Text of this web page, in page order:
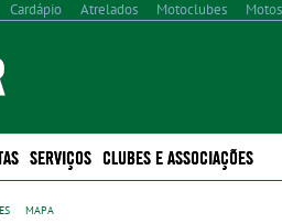
Cardápio Atrelados Motoclubes
SERVIÇOS CLUBES E ASSOCIAÇÕES
mapa